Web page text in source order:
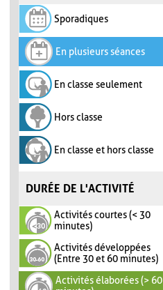
Sporadiques
En plusieurs séances
En classe seulement
Hors classe
En classe et hors classe
DURÉE DE L'ACTIVITÉ
Activités courtes (< 30
minutes)
Activités développées
(Entre 30 et 60 minutes)
Activités élaborées (> 60